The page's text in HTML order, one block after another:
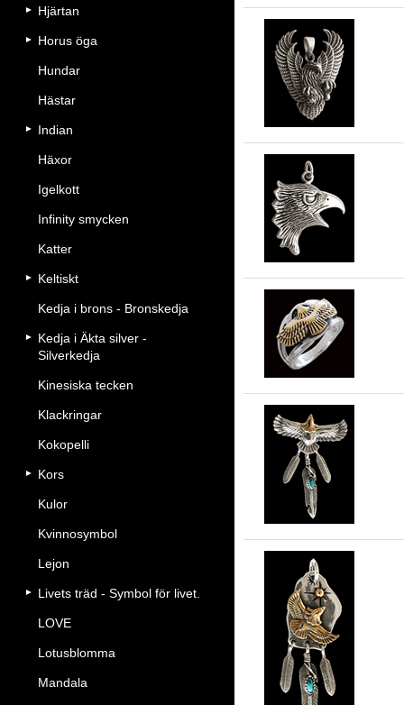
Hjärtan
Horus öga
Hundar
Hästar
Indian
Häxor
Igelkott
Infinity smycken
Katter
Keltiskt
Kedja i brons - Bronskedja
Kedja i Äkta silver -
Silverkedja
Kinesiska tecken
Klackringar
Kokopelli
Kors
Kulor
Kvinnosymbol
Lejon
Livets träd - Symbol för livet.
LOVE
Lotusblomma
Mandala